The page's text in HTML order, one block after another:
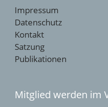
Impressum
Datenschutz
Kontakt
Satzung
Publikationen
Mitglied werden im